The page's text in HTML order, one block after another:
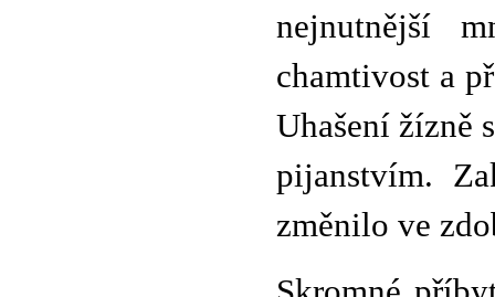
nejnutnější
chamtivost a
Uhašení žízně
pijanstvím.
změnilo ve